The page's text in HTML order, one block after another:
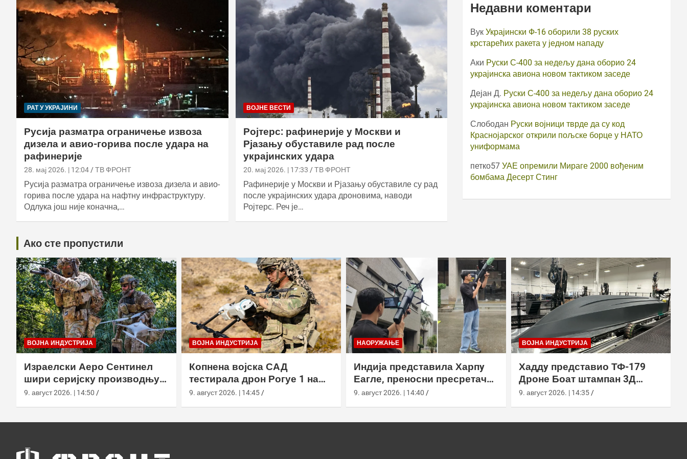
РАТ У УКРАЈИНИ
Русија разматра ограничење извоза
дизела и авио-горива после удара на
рафинерије
28. мај 2026. | 12:04 ТВ ФРОНТ
Русија разматра ограничење извоза дизела и авио-
горива после удара на нафтну инфраструктуру.
Одлука још није коначна,…
ВОЈНЕ ВЕСТИ
Ројтерс: рафинерије у Москви и
Рјазању обуставиле рад после
украјинских удара
20. мај 2026. | 17:33 ТВ ФРОНТ
Рафинерије у Москви и Рјазању обуставиле су рад
после украјинских удара дроновима, наводи
Ројтерс. Реч је…
Недавни коментари
Вук Украјински Ф-16 оборили 38 руских
крстарећих ракета у једном нападу
Аки Руски С-400 за недељу дана оборио 24
украјинска авиона новом тактиком заседе
Дејан Д. Руски С-400 за недељу дана оборио 24
украјинска авиона новом тактиком заседе
Слободан Руски војници тврде да су код
Краснојарског открили пољске борце у НАТО
униформама
петко57 УАЕ опремили Мираге 2000 вођеним
бомбама Десерт Стинг
Ако сте пропустили
ВОЈНА ИНДУСТРИЈА
Израелски Аеро Сентинел
шири серијску производњу
тактичких дронова и улази
9. август 2026. | 14:50
ВОЈНА ИНДУСТРИЈА
Копнена војска САД
тестирала дрон Рогуе 1 на
великој вежби у
9. август 2026. | 14:45
НАОРУЖАЊЕ
Индија представила Харпy
Еагле, преносни пресретач
дронова са АИ навођењем
9. август 2026. | 14:40
ВОЈНА ИНДУСТРИЈА
Хаддy представио ТФ-179
Дроне Боат штампан 3Д
технологијом
9. август 2026. | 14:35